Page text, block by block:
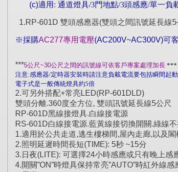
(c)適用 :通道燈具/3門地點/3頭感應/單一負
1.RP-601D 雙頭感應器(雙頭之間訊號延長線
※採購AC277專用電壓(AC200V~AC300V)可
***5公尺~30公尺之間的訊號線可依客戶專案處理加長 ***
注意:感應器/定時器安裝時請注意負載電流要包括瞬間起
電子式是一般傳統燈具約5倍
2.可另外搭配+常亮LED(RP-601DLD)
雙頭分離.360度全方位, 雙頭訊號延長線5公尺
RP-601D黑線接燈具.白線接電源
RS-601D白線接電源.藍黃線接切換開關.綠線
1.適用於公共走道,逃生樓梯間,屋內走廊,以及閣
2.照明延遲時間長短(TIME): 5秒 ~15分
3.日夜(LITE): 可選擇24小時感應或只有晚上感
4.開關”ON”時燈具保持常亮”AUTO”時紅外線感